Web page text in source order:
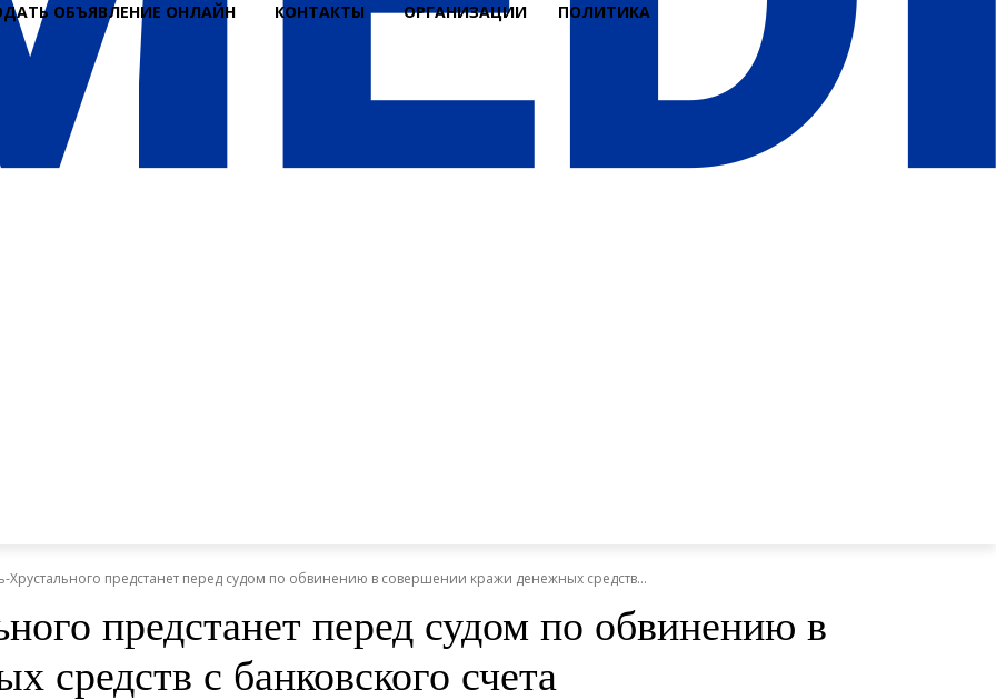
ОБЪЯВЛЕНИЕ ОНЛАЙН КОНТАКТЫ ОРГАНИЗАЦИИ ПОЛИТИКА
Хрустального предстанет перед судом по обвинению в совершении кражи денежных средств...
предстанет перед судом по обвинению в
средств с банковского счета